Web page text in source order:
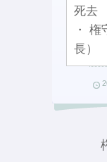
死去
・
長）